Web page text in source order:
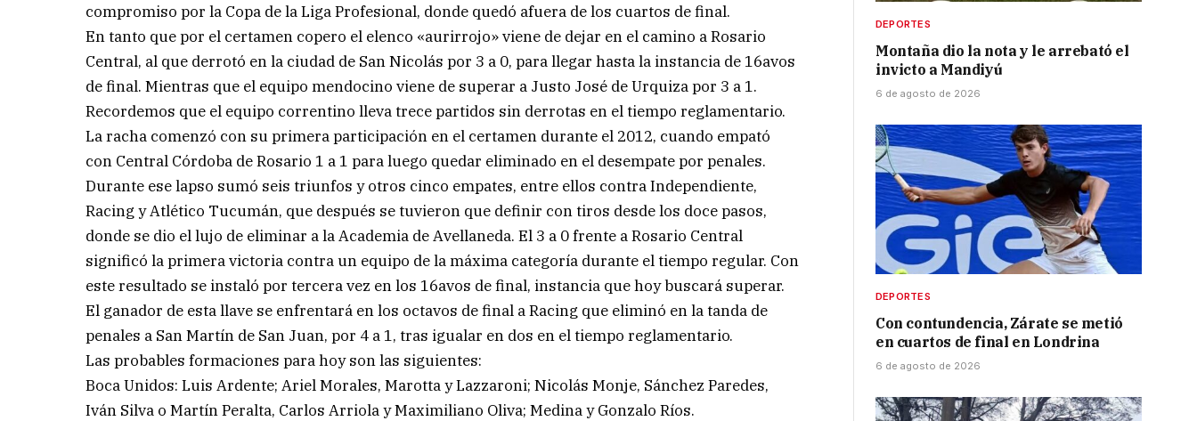
compromiso por la Copa de la Liga Profesional, donde quedó afuera de los cuartos de final.
En tanto que por el certamen copero el elenco «aurirrojo» viene de dejar en el camino a Rosario
Central, al que derrotó en la ciudad de San Nicolás por 3 a 0, para llegar hasta la instancia de 16avos
de final. Mientras que el equipo mendocino viene de superar a Justo José de Urquiza por 3 a 1.
Recordemos que el equipo correntino lleva trece partidos sin derrotas en el tiempo reglamentario.
La racha comenzó con su primera participación en el certamen durante el 2012, cuando empató
con Central Córdoba de Rosario 1 a 1 para luego quedar eliminado en el desempate por penales.
Durante ese lapso sumó seis triunfos y otros cinco empates, entre ellos contra Independiente,
Racing y Atlético Tucumán, que después se tuvieron que definir con tiros desde los doce pasos,
donde se dio el lujo de eliminar a la Academia de Avellaneda. El 3 a 0 frente a Rosario Central
significó la primera victoria contra un equipo de la máxima categoría durante el tiempo regular. Con
este resultado se instaló por tercera vez en los 16avos de final, instancia que hoy buscará superar.
El ganador de esta llave se enfrentará en los octavos de final a Racing que eliminó en la tanda de
penales a San Martín de San Juan, por 4 a 1, tras igualar en dos en el tiempo reglamentario.
Las probables formaciones para hoy son las siguientes:
Boca Unidos: Luis Ardente; Ariel Morales, Marotta y Lazzaroni; Nicolás Monje, Sánchez Paredes,
Iván Silva o Martín Peralta, Carlos Arriola y Maximiliano Oliva; Medina y Gonzalo Ríos.
DEPORTES
Montaña dio la nota y le arrebató el
invicto a Mandiyú
6 de agosto de 2026
DEPORTES
Con contundencia, Zárate se metió
en cuartos de final en Londrina
6 de agosto de 2026